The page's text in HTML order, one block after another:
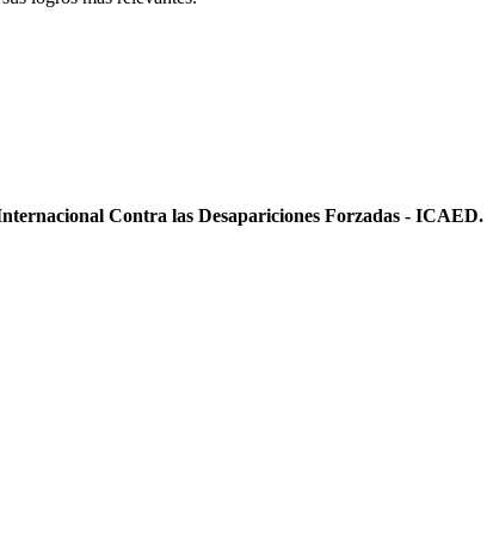
Contra las Desapariciones Forzadas - ICAED.